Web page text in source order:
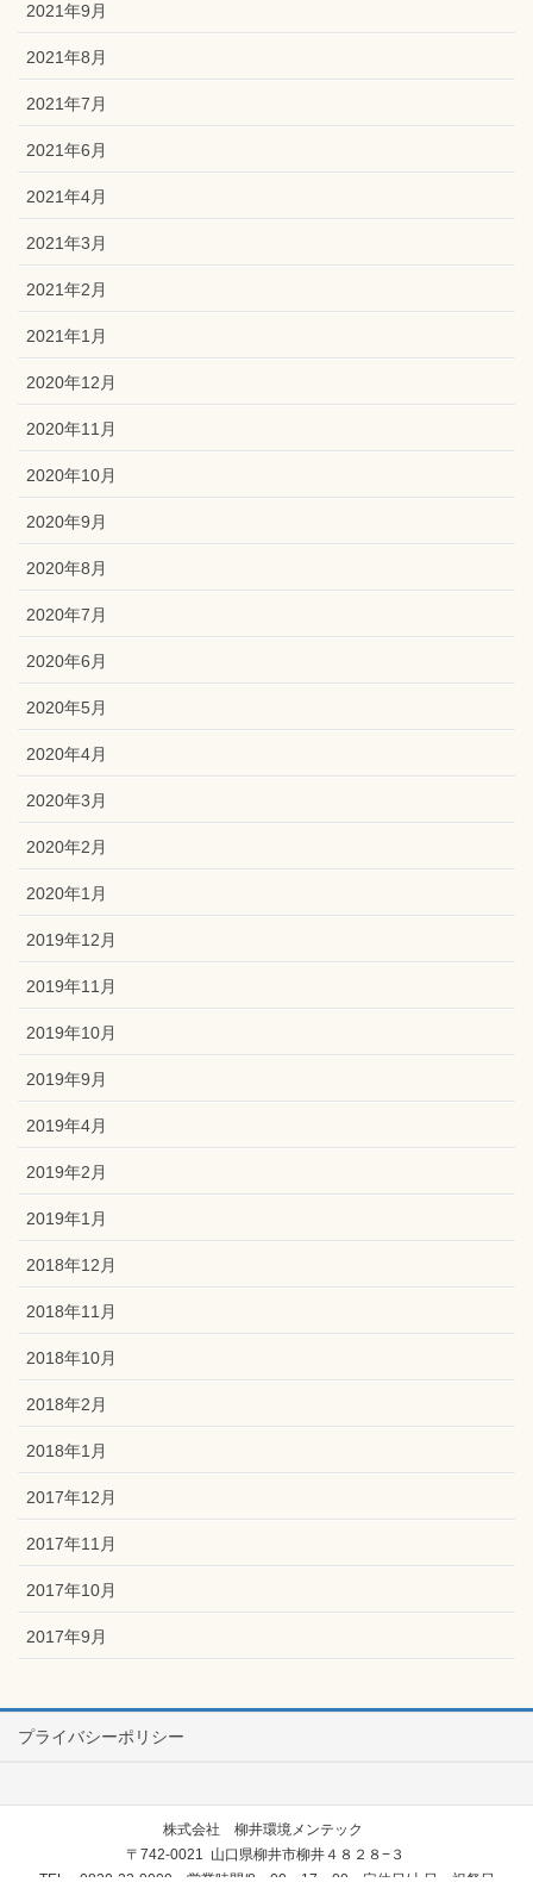
2021年9月
2021年8月
2021年7月
2021年6月
2021年4月
2021年3月
2021年2月
2021年1月
2020年12月
2020年11月
2020年10月
2020年9月
2020年8月
2020年7月
2020年6月
2020年5月
2020年4月
2020年3月
2020年2月
2020年1月
2019年12月
2019年11月
2019年10月
2019年9月
2019年4月
2019年2月
2019年1月
2018年12月
2018年11月
2018年10月
2018年2月
2018年1月
2017年12月
2017年11月
2017年10月
2017年9月
プライバシーポリシー
株式会社 柳井環境メンテック
〒742-0021 山口県柳井市柳井４８２８−３
TEL：0820-22-0009 営業時間/8：00～17：00 定休日/土日・祝祭日